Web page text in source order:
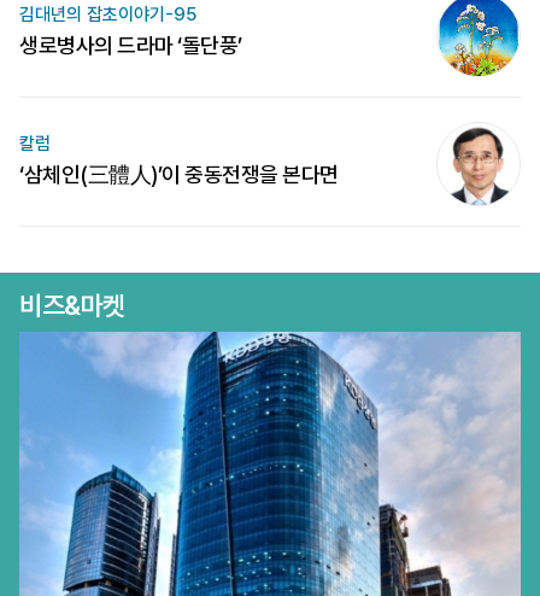
김대년의 잡초이야기-95
생로병사의 드라마 ‘돌단풍’
칼럼
‘삼체인(三體人)’이 중동전쟁을 본다면
비즈&마켓